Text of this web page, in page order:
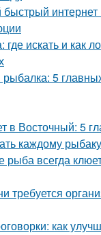
искать и как
5
в Восточный: 5
каждому рыбаку
рыба всегда
требуется
как